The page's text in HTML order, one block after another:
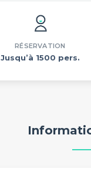
RÉSERVATION
Jusqu’à 1500 pers.